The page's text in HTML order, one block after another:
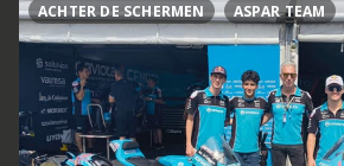
ACHTER DE SCHERMEN ASPAR TEAM